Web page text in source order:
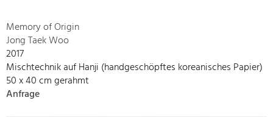
Memory of Origin
Jong Taek Woo
2017
Mischtechnik auf Hanji (handgeschöpftes koreanisches Papier)
50 x 40 cm gerahmt
Anfrage